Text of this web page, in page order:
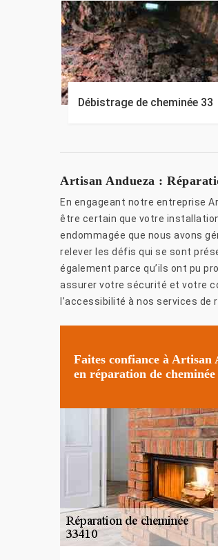
Débistrage de cheminée 33
Artisan Andueza :
En engageant notre entreprise
être certain que votre
endommagée que nous avons
relever les défis qui se sont
également parce qu’ils ont pu
assurer votre sécurité et votre
l’accessibilité à nos services de
Faites confiance à Artisan
en réparation de